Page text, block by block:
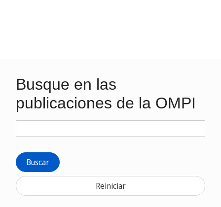
Busque en las
publicaciones de la OMPI
Buscar
Reiniciar